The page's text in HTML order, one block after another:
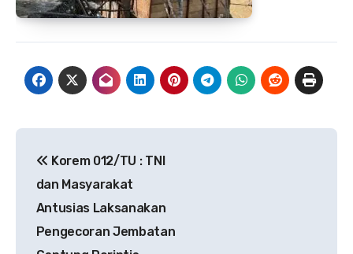
pos
Korem 012/TU : TNI
dan Masyarakat
Antusias Laksanakan
Pengecoran Jembatan